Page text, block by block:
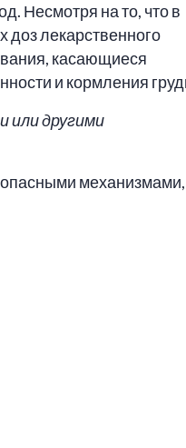
Несмотря на то, что в
доз лекарственного
касающиеся
и кормления
или другими
механизмами,